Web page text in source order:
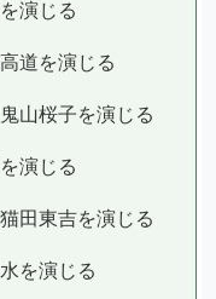
演じる
道を演じる
山桜子を演じる
演じる
田東吉を演じる
を演じる